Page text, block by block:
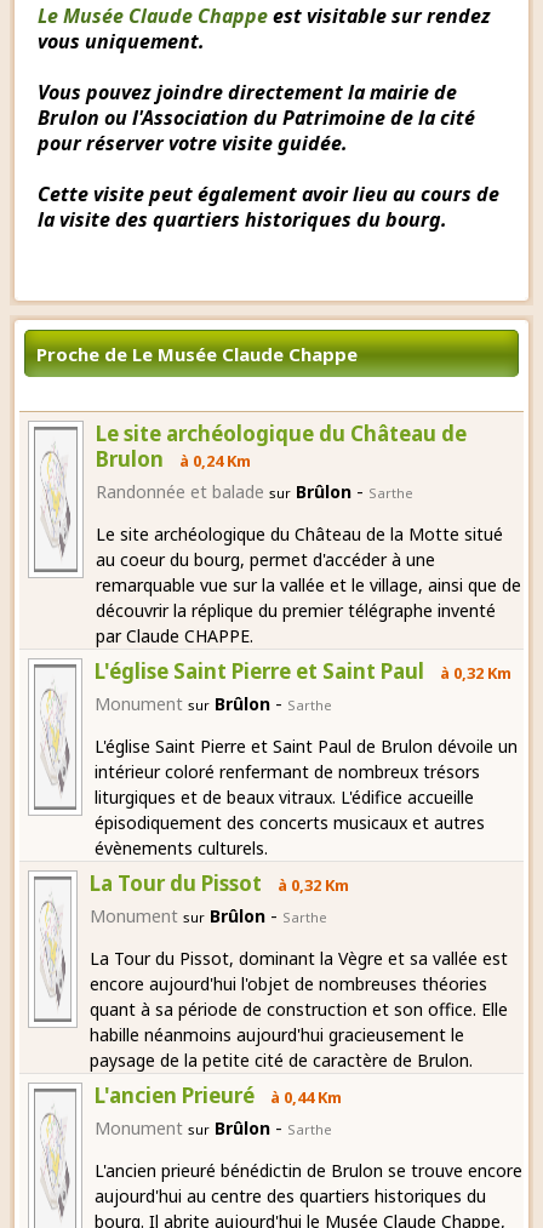
Le Musée Claude Chappeest visitable sur rendez
vous uniquement.
Vous pouvez joindre directement la mairie de
Brulon ou l'Association du Patrimoine de la cité
pour réserver votre visite guidée.
Cette visite peut également avoir lieu au cours de
la visite des quartiers historiques du bourg.
Proche de Le Musée Claude Chappe
Le site archéologique du Château de
Brulon
à 0,24 Km
Randonnée et balade sur Brûlon - Sarthe
Le site archéologique du Château de la Motte situé
au coeur du bourg, permet d'accéder à une
remarquable vue sur la vallée et le village, ainsi que de
découvrir la réplique du premier télégraphe inventé
par Claude CHAPPE.
L'église Saint Pierre et Saint Paul à 0,32 Km
Monument sur Brûlon - Sarthe
L'église Saint Pierre et Saint Paul de Brulon dévoile un
intérieur coloré renfermant de nombreux trésors
liturgiques et de beaux vitraux. L'édifice accueille
épisodiquement des concerts musicaux et autres
évènements culturels.
La Tour du Pissot à 0,32 Km
Monument sur Brûlon - Sarthe
La Tour du Pissot, dominant la Vègre et sa vallée est
encore aujourd'hui l'objet de nombreuses théories
quant à sa période de construction et son office. Elle
habille néanmoins aujourd'hui gracieusement le
paysage de la petite cité de caractère de Brulon.
L'ancien Prieuré à 0,44 Km
Monument sur Brûlon - Sarthe
L'ancien prieuré bénédictin de Brulon se trouve encore
aujourd'hui au centre des quartiers historiques du
bourg. Il abrite aujourd'hui le Musée Claude Chappe,